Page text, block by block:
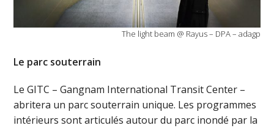
The light beam @ Rayus – DPA – adagp
Le parc souterrain
Le GITC – Gangnam International Transit Center –
abritera un parc souterrain unique. Les programmes
intérieurs sont articulés autour du parc inondé par la